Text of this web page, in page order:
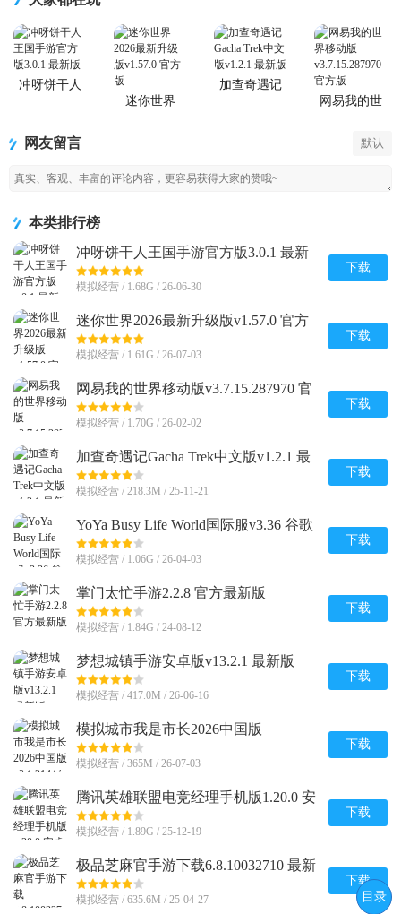
冲呀饼干人
迷你世界
加查奇遇记
网易我的世
网友留言 默认
本类排行榜
冲呀饼干人王国手游官方版3.0.1 最新
版
模拟经营 / 1.68G / 26-06-30
下载
迷你世界2026最新升级版v1.57.0 官方
版
模拟经营 / 1.61G / 26-07-03
下载
网易我的世界移动版v3.7.15.287970 官
方版
模拟经营 / 1.70G / 26-02-02
下载
加查奇遇记Gacha Trek中文版v1.2.1 最
新版
模拟经营 / 218.3M / 25-11-21
下载
YoYa Busy Life World国际服v3.36 谷歌
最新版
模拟经营 / 1.06G / 26-04-03
下载
掌门太忙手游2.2.8 官方最新版
模拟经营 / 1.84G / 24-08-12
下载
梦想城镇手游安卓版v13.2.1 最新版
模拟经营 / 417.0M / 26-06-16
下载
模拟城市我是市长2026中国版
v2.1.21444.32928 qq登录
模拟经营 / 365M / 26-07-03
下载
腾讯英雄联盟电竞经理手机版1.20.0 安
卓最新版
模拟经营 / 1.89G / 25-12-19
下载
极品芝麻官手游下载6.8.10032710 最新
版
模拟经营 / 635.6M / 25-04-27
下载
目录